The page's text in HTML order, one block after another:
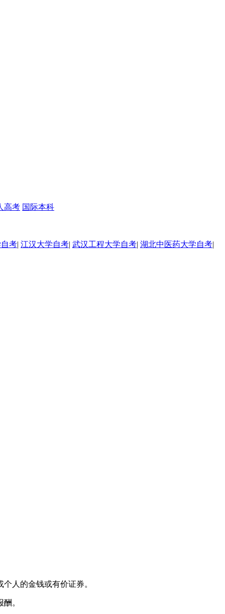
高考 国际本科
考| 江汉大学自考| 武汉工程大学自考| 湖北中医药大学自考|
人的金钱或有价证券。
。